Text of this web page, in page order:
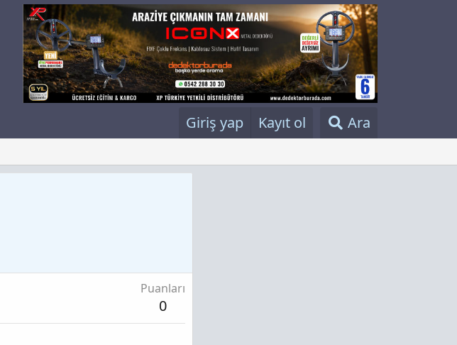
Giriş yap Kayıt ol Ara
Puanları
0